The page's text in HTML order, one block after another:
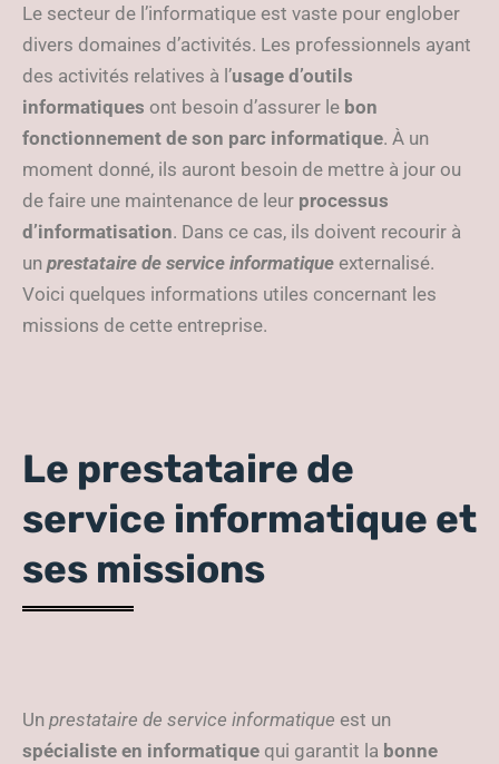
Le secteur de l’informatique est vaste pour englober
divers domaines d’activités. Les professionnels ayant
des activités relatives à l’usage d’outils
informatiques ont besoin d’assurer le bon
fonctionnement de son parc informatique. À un
moment donné, ils auront besoin de mettre à jour ou
de faire une maintenance de leur processus
d’informatisation. Dans ce cas, ils doivent recourir à
un prestataire de service informatique externalisé.
Voici quelques informations utiles concernant les
missions de cette entreprise.
Le prestataire de
service informatique et
ses missions
Un prestataire de service informatique est un
spécialiste en informatique qui garantit la bonne